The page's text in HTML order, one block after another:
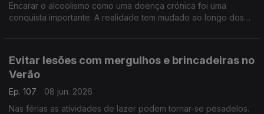
Encarar o alcoolismo como uma doença crónica foi uma
conquista importante. A realidade tem mudado ao longo dos
Evitar lesões com mergulhos e brincadeiras no
Verão
Ep. 107
08 jun. 2026
Nas férias as atividades de lazer podem tornar-se pesadelos.